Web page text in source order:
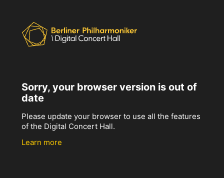
Sorry, your browser version is out of
date
Please update your browser to use all the features
of the Digital Concert Hall.
Learn more